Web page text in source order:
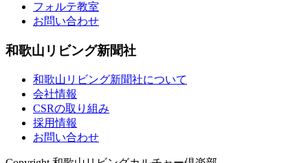
フォルテ教室
お問い合わせ
和歌山リビング新聞社
和歌山リビング新聞社について
会社情報
CSRの取り組み
採用情報
お問い合わせ